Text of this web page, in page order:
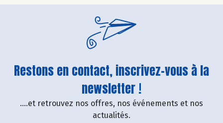
Restons en contact, inscrivez-vous à la
newsletter !
....et retrouvez nos offres, nos événements et nos
actualités.